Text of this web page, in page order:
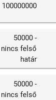
100000000
50000 -
nincs felső
határ
50000 -
nincs felső